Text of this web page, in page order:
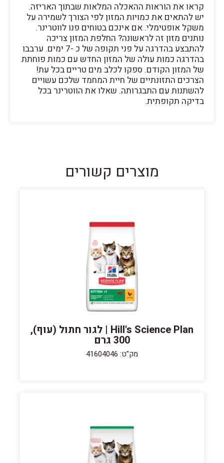
קראו את הוראות ההאכלה המלאות שבתוך האריזה.
יש להתאים את כמויות המזון לפי הצורך לשמירה על
משקל אופטימלי. אם אינכם בטוחים פנו לווטרינר.
נותנים מזון זה לראשונה? החלפת המזון צריכה
להתבצע בהדרגה על פני תקופה של כ -7 ימים. ערבבו
בהדרגה כמות עולה של המזון החדש עם כמות פוחתת
של המזון הקודם. ספקו לכלב מים טריים בכל עת!
הצרכים התזונתיים של חיית המחמד שלכם עשויים
להשתנות עם התבגרותה. שאלו את הווטרינר בכל
בדיקה תקופתית.
מוצרים קשורים
Hill's Science Plan | לגור חתול (עוף),
300 גרם
מק"ט: 41604046